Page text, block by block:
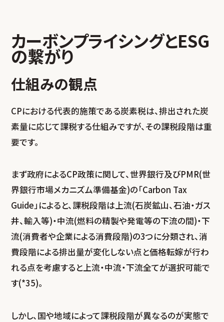
カーボンプライシングとESG
の繋がり
仕組みの観点
CPにおける代表的施策である炭素税は、排出された炭
素量に応じて課税する仕組みですが、その課税段階は重
要です。
まず政府によるCP政策に関して、世界銀行及びPMR(世
界銀行市場メカニズム準備基金)の「Carbon Tax
Guide」によると、課税段階は上流(石炭鉱山、石油・ガス
井、輸入等)・中流(燃料の精製や発電等の下流の間)・下
流(消費者や企業による消費段階)の3つに分類され、消
費段階による排出量が変化しない点と価格転嫁が行わ
れる点を考慮すると上流・中流・下流全てが選択可能で
す(*35)。
しかし、国や地域によって課税段階が異なるのが実態で